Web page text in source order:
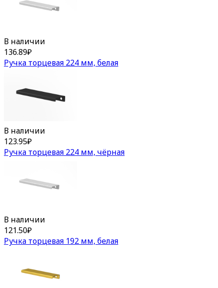
В наличии
136.89₽
Ручка торцевая 224 мм, белая
В наличии
123.95₽
Ручка торцевая 224 мм, чёрная
В наличии
121.50₽
Ручка торцевая 192 мм, белая